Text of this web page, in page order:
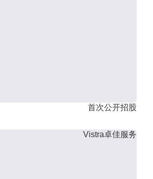
首次公开招股
Vistra卓佳服务